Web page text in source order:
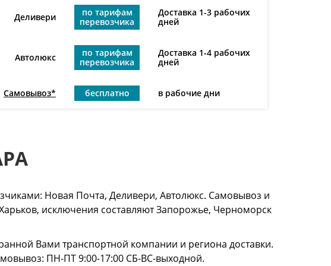
Деливери
по тарифам
перевозчика
Доставка 1-3 рабочих
дней
Автолюкс
по тарифам
перевозчика
Доставка 1-4 рабочих
дней
Самовывоз* бесплатно в рабочие дни
Новая Почта, Деливери, Автолюкс. Самовывоз и
исключения составляют Запорожье, Черноморск
Вами транспортной компании и региона доставки.
ПН-ПТ 9:00-17:00 СБ-ВС-выходной.